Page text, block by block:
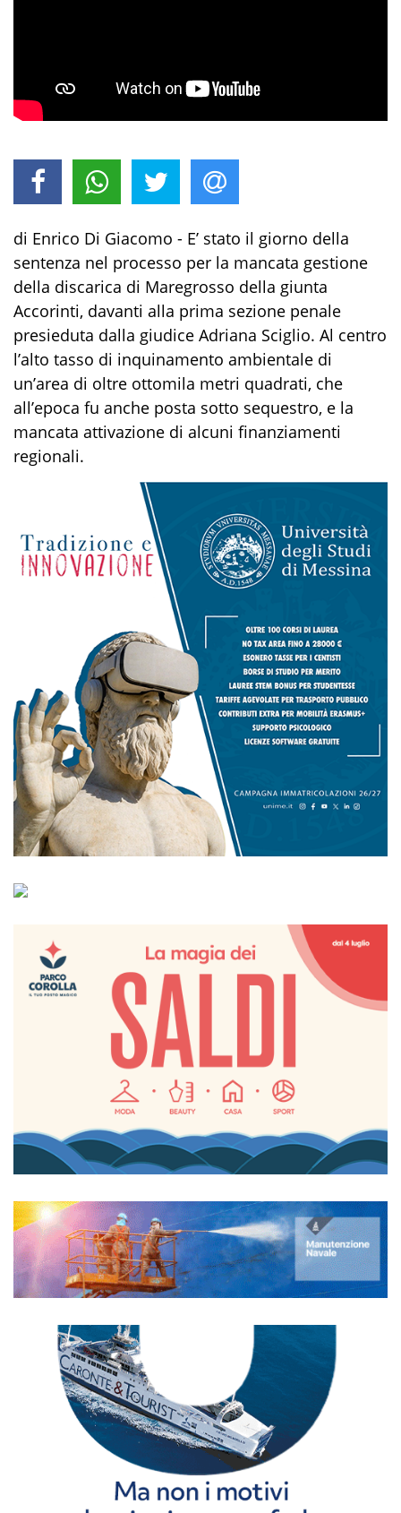
di Enrico Di Giacomo - E’ stato il giorno della
sentenza nel processo per la mancata gestione
della discarica di Maregrosso della giunta
Accorinti, davanti alla prima sezione penale
presieduta dalla giudice Adriana Sciglio. Al centro
l’alto tasso di inquinamento ambientale di
un’area di oltre ottomila metri quadrati, che
all’epoca fu anche posta sotto sequestro, e la
mancata attivazione di alcuni finanziamenti
regionali.